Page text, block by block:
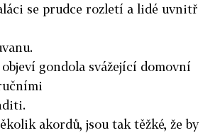
se prudce rozletí a lidé uvnitř
gondola svážející domovní
akordů, jsou tak těžké, že by